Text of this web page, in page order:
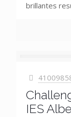
brillantes
IES